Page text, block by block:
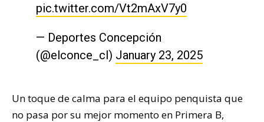
pic.twitter.com/Vt2mAxV7y0
— Deportes Concepción
(@elconce_cl) January 23, 2025
Un toque de calma para el equipo penquista que
no pasa por su mejor momento en Primera B,